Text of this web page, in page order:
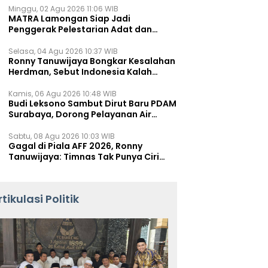
Minggu, 02 Agu 2026 11:06 WIB
MATRA Lamongan Siap Jadi
Penggerak Pelestarian Adat dan
Selasa, 04 Agu 2026 10:37 WIB
Ronny Tanuwijaya Bongkar Kesalahan
Herdman, Sebut Indonesia Kalah
Kamis, 06 Agu 2026 10:48 WIB
Budi Leksono Sambut Dirut Baru PDAM
Surabaya, Dorong Pelayanan Air
Sabtu, 08 Agu 2026 10:03 WIB
Gagal di Piala AFF 2026, Ronny
Tanuwijaya: Timnas Tak Punya Ciri
Politik